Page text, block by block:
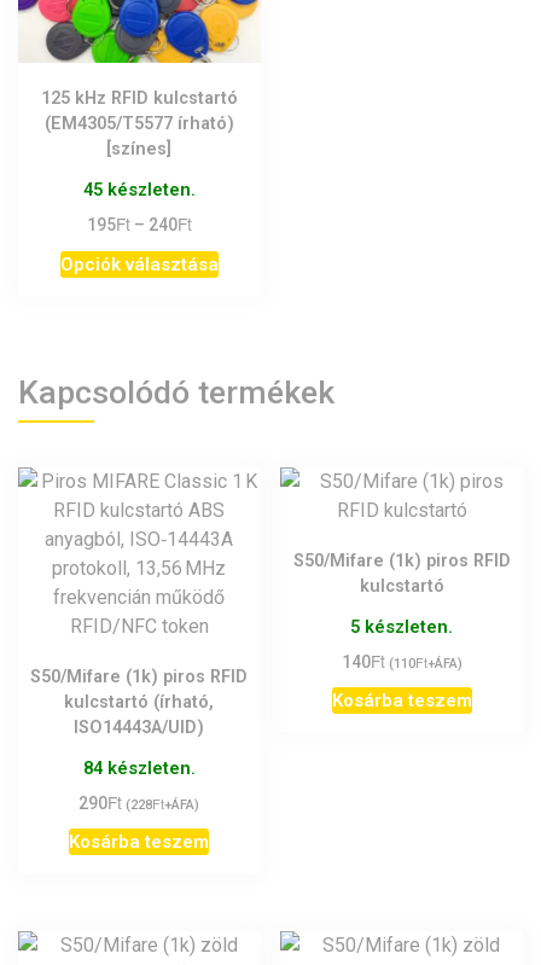
125 kHz RFID kulcstartó
(EM4305/T5577 írható)
[színes]
45 készleten.
195Ft – 240FtÁrtartomány:
-
Opciók választásaEnnek
van.
a
termékoldalon
választhatók
ki
Kapcsolódó termékek
S50/Mifare (1k) piros RFID
kulcstartó (írható,
ISO14443A/UID)
84 készleten.
290Ft (228Ft+ÁFA)
Kosárba teszem
S50/Mifare (1k) piros RFID
kulcstartó
5 készleten.
140Ft (110Ft+ÁFA)
Kosárba teszem